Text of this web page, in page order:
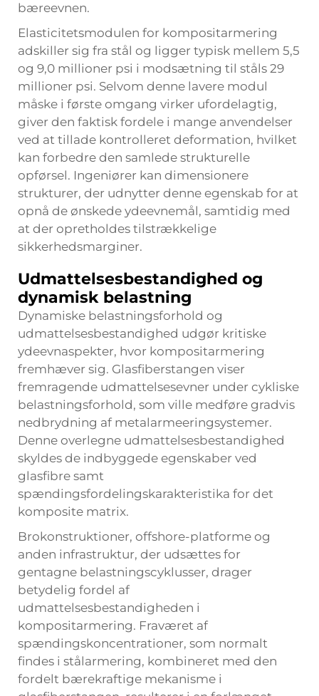
bæreevnen.
Elasticitetsmodulen for kompositarmering
adskiller sig fra stål og ligger typisk mellem 5,5
og 9,0 millioner psi i modsætning til ståls 29
millioner psi. Selvom denne lavere modul
måske i første omgang virker ufordelagtig,
giver den faktisk fordele i mange anvendelser
ved at tillade kontrolleret deformation, hvilket
kan forbedre den samlede strukturelle
opførsel. Ingeniører kan dimensionere
strukturer, der udnytter denne egenskab for at
opnå de ønskede ydeevnemål, samtidig med
at der opretholdes tilstrækkelige
sikkerhedsmarginer.
Udmattelsesbestandighed og
dynamisk belastning
Dynamiske belastningsforhold og
udmattelsesbestandighed udgør kritiske
ydeevnaspekter, hvor kompositarmering
fremhæver sig. Glasfiberstangen viser
fremragende udmattelsesevner under cykliske
belastningsforhold, som ville medføre gradvis
nedbrydning af metalarmeeringsystemer.
Denne overlegne udmattelsesbestandighed
skyldes de indbyggede egenskaber ved
glasfibre samt
spændingsfordelingskarakteristika for det
komposite matrix.
Brokonstruktioner, offshore-platforme og
anden infrastruktur, der udsættes for
gentagne belastningscyklusser, drager
betydelig fordel af
udmattelsesbestandigheden i
kompositarmering. Fraværet af
spændingskoncentrationer, som normalt
findes i stålarmering, kombineret med den
fordelt bærekraftige mekanisme i